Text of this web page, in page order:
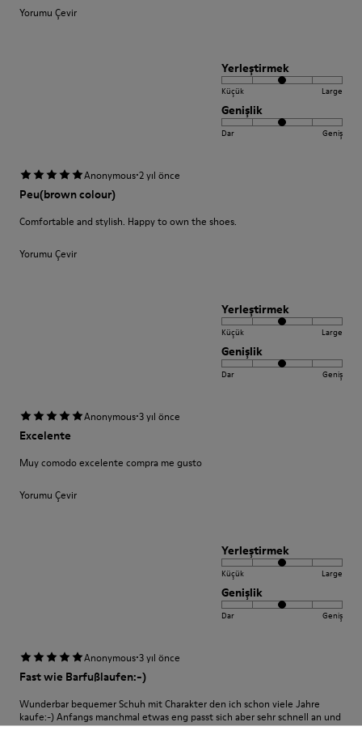
Yorumu Çevir
Yerleştirmek
Küçük Large
Genişlik
Dar Geniş
Anonymous·2 yıl önce
Peu(brown colour)
Comfortable and stylish. Happy to own the shoes.
Yorumu Çevir
Yerleştirmek
Küçük Large
Genişlik
Dar Geniş
Anonymous·3 yıl önce
Excelente
Muy comodo excelente compra me gusto
Yorumu Çevir
Yerleştirmek
Küçük Large
Genişlik
Dar Geniş
Anonymous·3 yıl önce
Fast wie Barfußlaufen:-)
Wunderbar bequemer Schuh mit Charakter den ich schon viele Jahre
kaufe:-) Anfangs manchmal etwas eng passt sich aber sehr schnell an und
sitzt perfekt.